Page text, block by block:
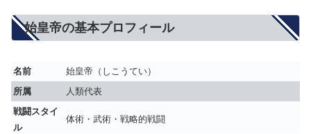
始皇帝の基本プロフィール
名前
始皇帝（しこうてい）
所属
人類代表
戦闘スタイ
ル
体術・武術・戦略的戦闘